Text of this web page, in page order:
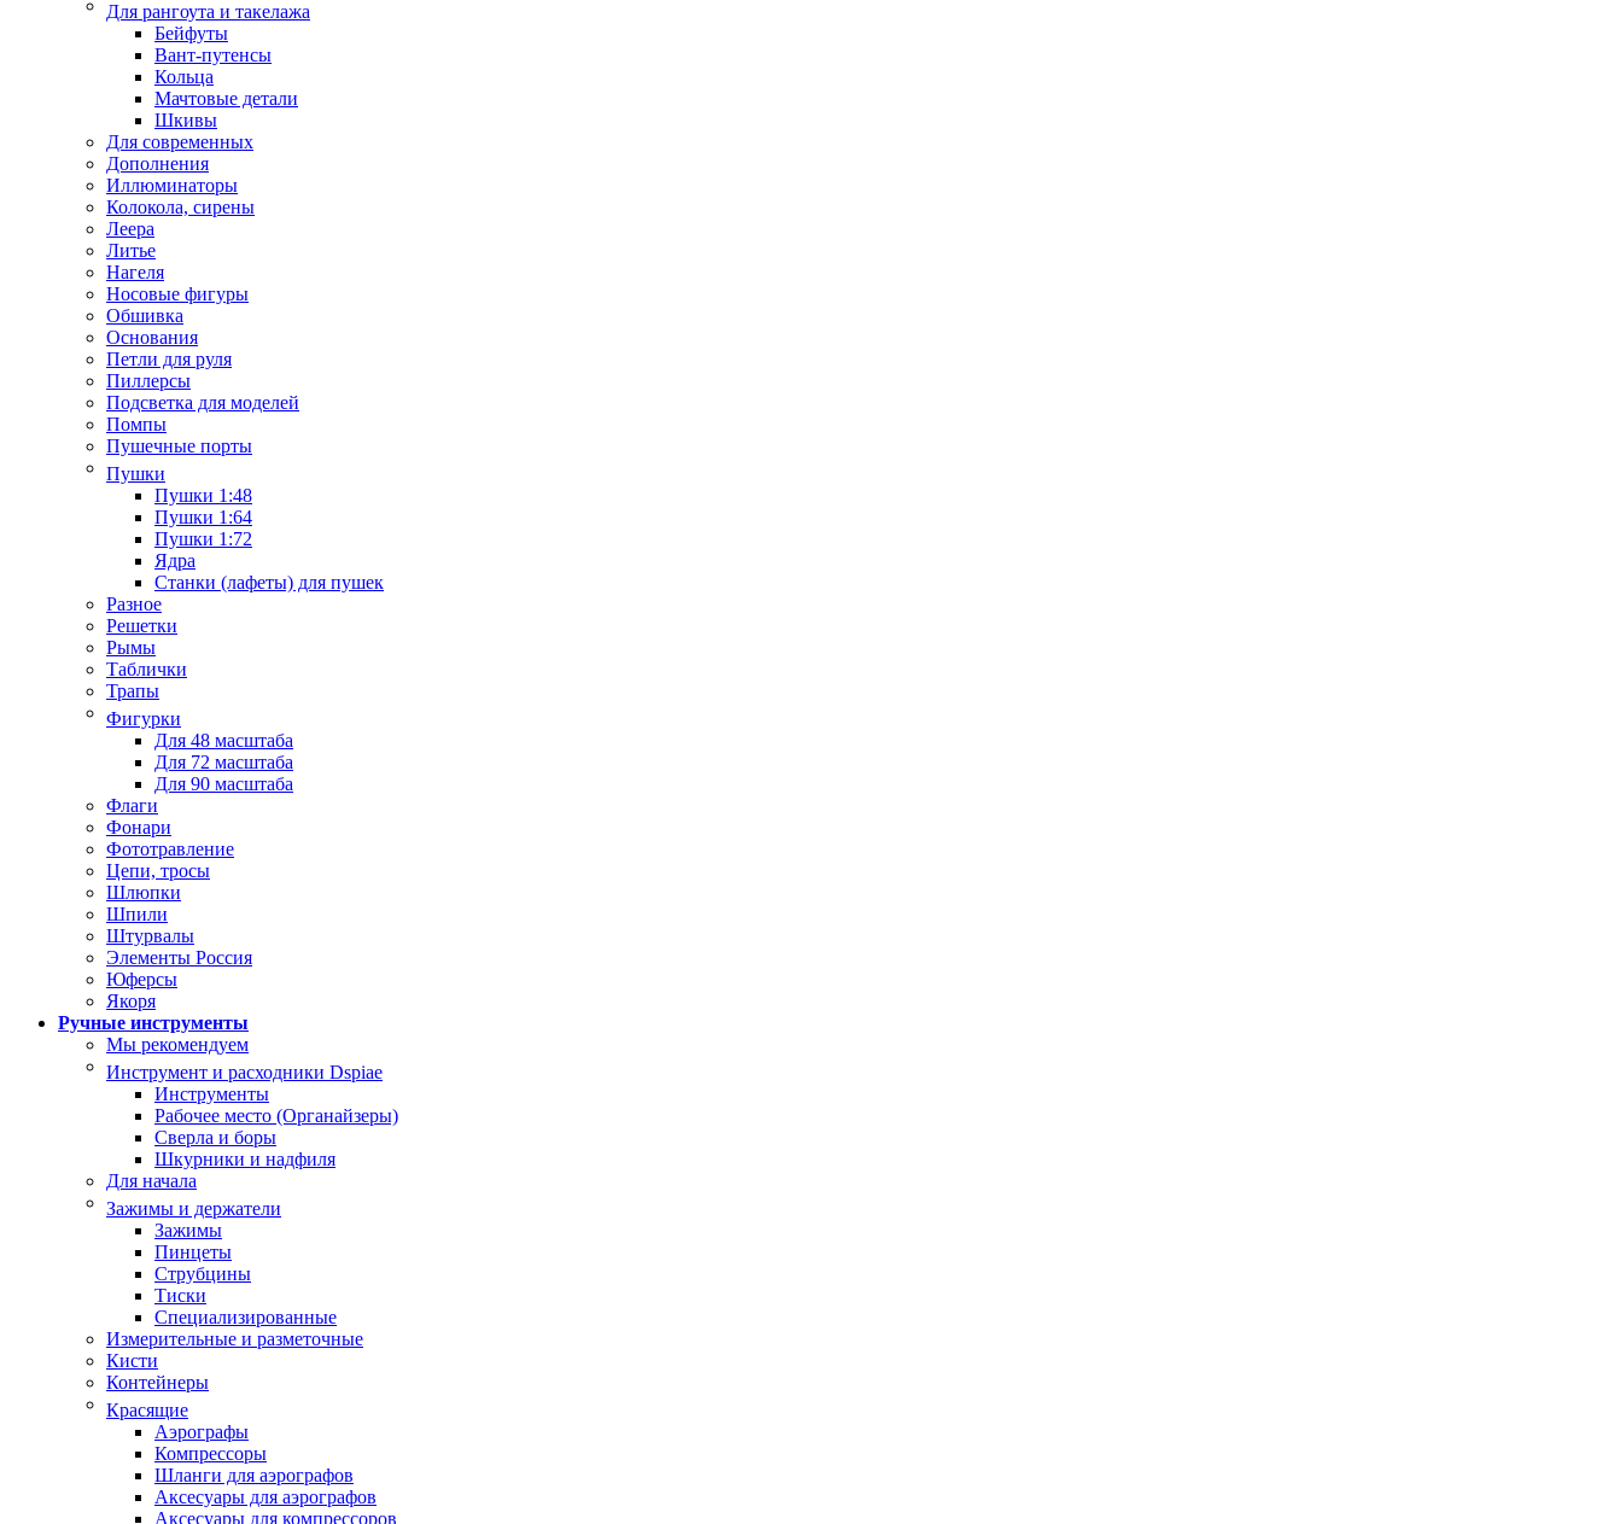
Для рангоута и такелажа
Бейфуты
Вант-путенсы
Кольца
Мачтовые детали
Шкивы
Для современных
Дополнения
Иллюминаторы
Колокола, сирены
Леера
Литье
Нагеля
Носовые фигуры
Обшивка
Основания
Петли для руля
Пиллерсы
Подсветка для моделей
Помпы
Пушечные порты
Пушки
Пушки 1:48
Пушки 1:64
Пушки 1:72
Ядра
Станки (лафеты) для пушек
Разное
Решетки
Рымы
Таблички
Трапы
Фигурки
Для 48 масштаба
Для 72 масштаба
Для 90 масштаба
Флаги
Фонари
Фототравление
Цепи, тросы
Шлюпки
Шпили
Штурвалы
Элементы Россия
Юферсы
Якоря
Ручные инструменты
Мы рекомендуем
Инструмент и расходники Dspiae
Инструменты
Рабочее место (Органайзеры)
Сверла и боры
Шкурники и надфиля
Для начала
Зажимы и держатели
Зажимы
Пинцеты
Струбцины
Тиски
Специализированные
Измерительные и разметочные
Кисти
Контейнеры
Красящие
Аэрографы
Компрессоры
Шланги для аэрографов
Аксесуары для аэрографов
Аксесуары для компрессоров